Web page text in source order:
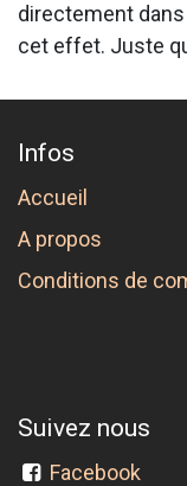
directement
cet effet. Juste
Infos
Accueil
A propos
Conditions de
Suivez nous
Facebook